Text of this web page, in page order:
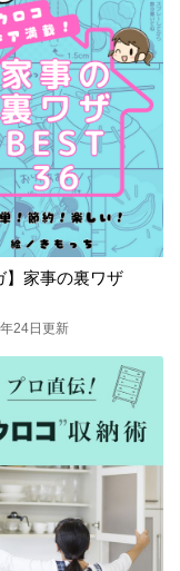
】家事の裏ワザ
24日更新